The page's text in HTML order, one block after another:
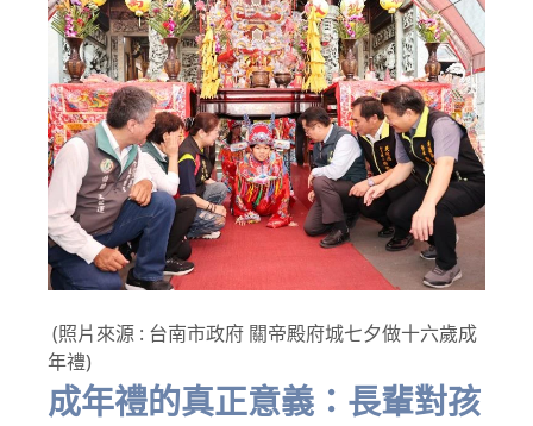
(照片來源 : 台南市政府 關帝殿府城七夕做十六歲成
年禮)
成年禮的真正意義：長輩對孩